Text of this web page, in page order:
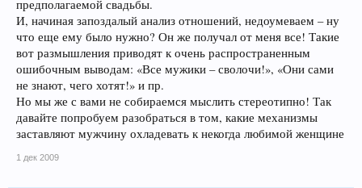
предполагаемой свадьбы.
И, начиная запоздалый анализ отношений, недоумеваем – ну
что еще ему было нужно? Он же получал от меня все! Такие
вот размышления приводят к очень распространенным
ошибочным выводам: «Все мужики – сволочи!», «Они сами
не знают, чего хотят!» и пр.
Но мы же с вами не собираемся мыслить стереотипно! Так
давайте попробуем разобраться в том, какие механизмы
заставляют мужчину охладевать к некогда любимой женщине
1 дек 2009